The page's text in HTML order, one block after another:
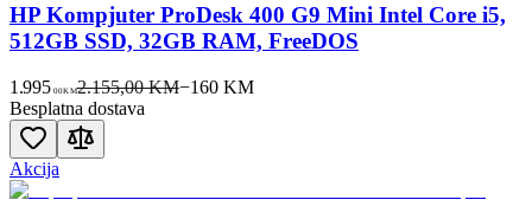
HP Kompjuter ProDesk 400 G9 Mini Intel Core i5,
512GB SSD, 32GB RAM, FreeDOS
1.995 00KM2.155,00 KM−160KM
Besplatna dostava
Akcija